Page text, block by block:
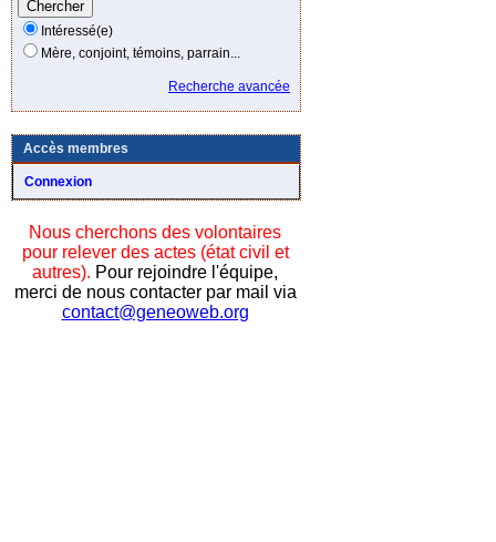
Intéressé(e)
Mère, conjoint, témoins, parrain...
Recherche avancée
Accès membres
Connexion
Nous cherchons des volontaires
pour relever des actes (état civil et
autres). Pour rejoindre l'équipe,
merci de nous contacter par mail via
contact@geneoweb.org